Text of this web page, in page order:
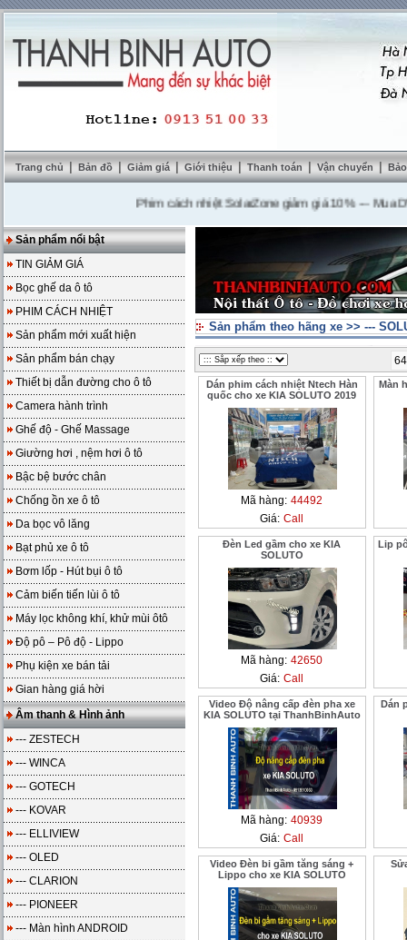
Trang chủ | Bản đồ | Giảm giá | Giới thiệu | Thanh toán | Vận chuyển |
Phim cách nhiệt SolarZone giảm giá 10%---Mua DVD
Sản phẩm nổi bật
TIN GIẢM GIÁ
Bọc ghế da ô tô
PHIM CÁCH NHIỆT
Sản phẩm mới xuất hiện
Sản phẩm bán chạy
Thiết bị dẫn đường cho ô tô
Camera hành trình
Ghế độ - Ghế Massage
Giường hơi , nệm hơi ô tô
Bậc bệ bước chân
Chống ồn xe ô tô
Da bọc vô lăng
Bạt phủ xe ô tô
Bơm lốp - Hút bụi ô tô
Cảm biến tiến lùi ô tô
Máy lọc không khí, khử mùi ôtô
Độ pô – Pô độ - Lippo
Phụ kiện xe bán tải
Gian hàng giá hời
Âm thanh & Hình ảnh
--- ZESTECH
--- WINCA
--- GOTECH
--- KOVAR
--- ELLIVIEW
--- OLED
--- CLARION
--- PIONEER
--- Màn hình ANDROID
Sản phẩm theo hãng xe >> ---
Dán phim cách nhiệt Ntech Hàn
quốc cho xe KIA SOLUTO 2019
Mã hàng: 44492
Giá: Call
Màn
Đèn Led gầm cho xe KIA
SOLUTO
Mã hàng: 42650
Giá: Call
Lip
Video Độ nâng cấp đèn pha xe
KIA SOLUTO tại ThanhBinhAuto
Mã hàng: 40939
Giá: Call
Dán
Video Đèn bi gầm tăng sáng +
Lippo cho xe KIA SOLUTO